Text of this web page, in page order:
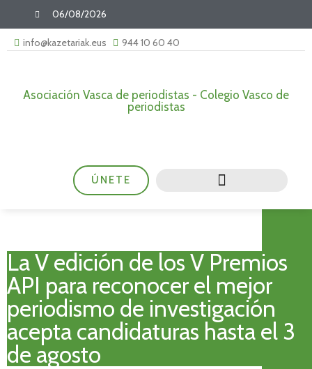
06/08/2026
info@kazetariak.eus 944 10 60 40
Asociación Vasca de periodistas - Colegio Vasco de
periodistas
ÚNETE
La V edición de los V Premios
API para reconocer el mejor
periodismo de investigación
acepta candidaturas hasta el 3
de agosto